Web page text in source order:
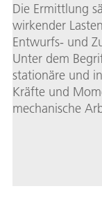
Die Ermittlung
wirkender
Entwurfs- und
Unter dem
stationäre und
Kräfte und
mechanische